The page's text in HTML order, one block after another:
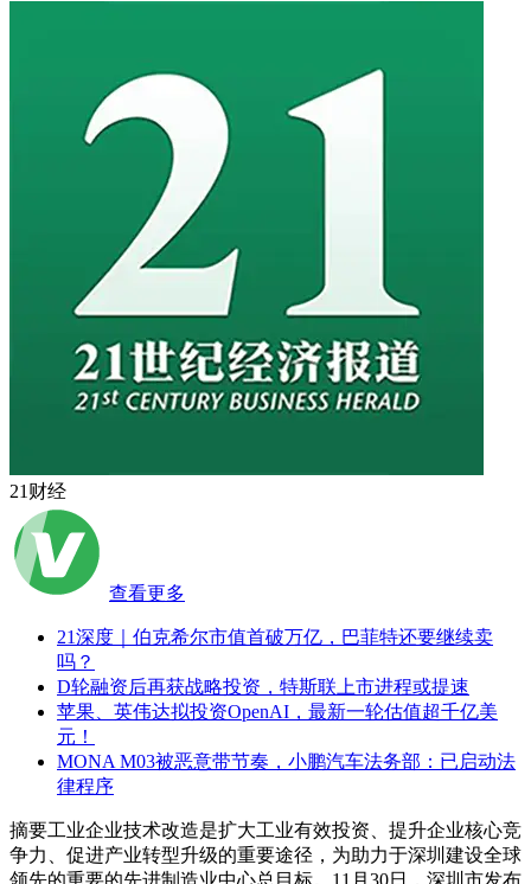
21财经
查看更多
21深度｜伯克希尔市值首破万亿，巴菲特还要继续卖
吗？
D轮融资后再获战略投资，特斯联上市进程或提速
苹果、英伟达拟投资OpenAI，最新一轮估值超千亿美
元！
MONA M03被恶意带节奏，小鹏汽车法务部：已启动法
律程序
摘要工业企业技术改造是扩大工业有效投资、提升企业核心竞
争力、促进产业转型升级的重要途径，为助力于深圳建设全球